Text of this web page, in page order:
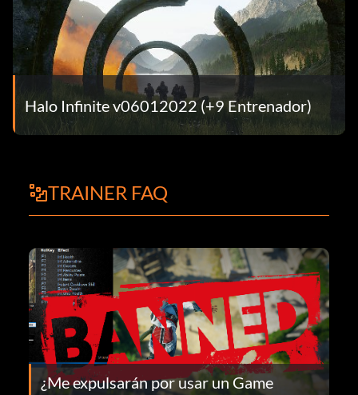
Halo Infinite v06012022 (+9 Entrenador)
TRAINER FAQ
¿Me expulsarán por usar un Game